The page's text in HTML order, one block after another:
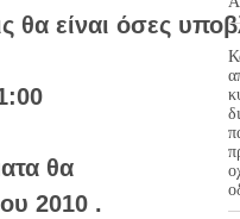
θα είναι όσες
θα
2010 .